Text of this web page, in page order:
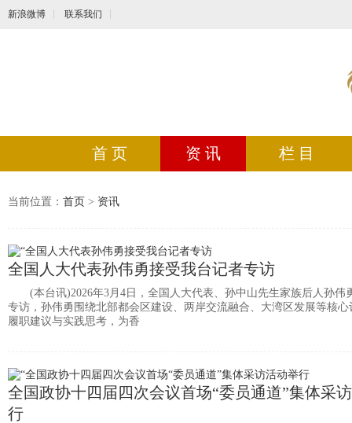
新浪微博 联系我们
首 页 资 讯 栏 目
当前位置： 首页 > 资讯
全国人大代表孙伟勇接受我台记者专访
(本台讯)2026年3月4日，全国人大代表、孙中山先生家族后人孙伟
专访，孙伟勇围绕北部都会区建设、两岸交流融合、大湾区发展等核心
履职建议与实践思考，为香
全国政协十四届四次会议首场“委员通道”集体采
行